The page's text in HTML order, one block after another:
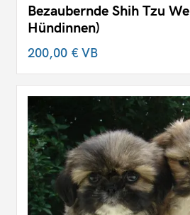
Bezaubernde Shih Tzu
Hündinnen)
200,00 €VB